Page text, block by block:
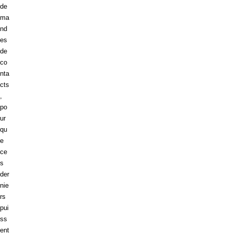
de
ma
nd
es
de
co
nta
cts
,
po
ur
qu
e
ce
s
der
nie
rs
pui
ss
ent